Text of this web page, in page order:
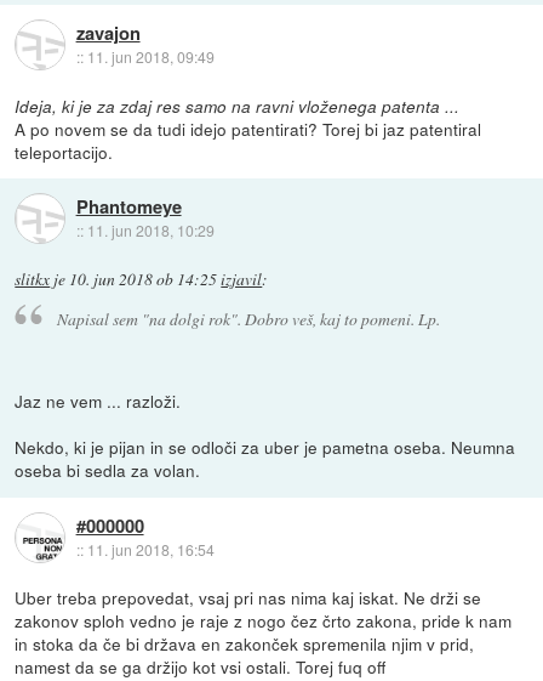
zavajon
:: 11. jun 2018, 09:49
Ideja, ki je za zdaj res samo na ravni vloženega patenta ...
A po novem se da tudi idejo patentirati? Torej bi jaz patentiral
teleportacijo.
Phantomeye
:: 11. jun 2018, 10:29
slitkx je 10. jun 2018 ob 14:25izjavil:
Napisal sem "na dolgi rok". Dobro veš, kaj to pomeni. Lp.
Jaz ne vem ... razloži.
Nekdo, ki je pijan in se odloči za uber je pametna oseba. Neumna
oseba bi sedla za volan.
#000000
:: 11. jun 2018, 16:54
Uber treba prepovedat, vsaj pri nas nima kaj iskat. Ne drži se
zakonov sploh vedno je raje z nogo čez črto zakona, pride k nam
in stoka da če bi država en zakonček spremenila njim v prid,
namest da se ga držijo kot vsi ostali. Torej fuq off